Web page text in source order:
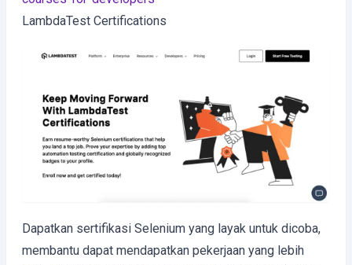
LambdaTest Certifications
Dapatkan sertifikasi Selenium yang layak untuk dicoba,
membantu dapat mendapatkan pekerjaan yang lebih